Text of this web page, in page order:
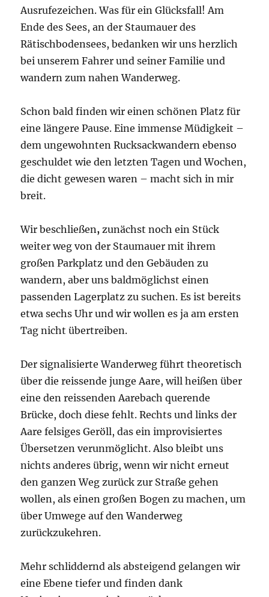
Ausrufezeichen. Was für ein Glücksfall! Am
Ende des Sees, an der Staumauer des
Rätischbodensees, bedanken wir uns herzlich
bei unserem Fahrer und seiner Familie und
wandern zum nahen Wanderweg.
Schon bald finden wir einen schönen Platz für
eine längere Pause. Eine immense Müdigkeit –
dem ungewohnten Rucksackwandern ebenso
geschuldet wie den letzten Tagen und Wochen,
die dicht gewesen waren – macht sich in mir
breit.
Wir beschließen, zunächst noch ein Stück
weiter weg von der Staumauer mit ihrem
großen Parkplatz und den Gebäuden zu
wandern, aber uns baldmöglichst einen
passenden Lagerplatz zu suchen. Es ist bereits
etwa sechs Uhr und wir wollen es ja am ersten
Tag nicht übertreiben.
Der signalisierte Wanderweg führt theoretisch
über die reissende junge Aare, will heißen über
eine den reissenden Aarebach querende
Brücke, doch diese fehlt. Rechts und links der
Aare felsiges Geröll, das ein improvisiertes
Übersetzen verunmöglicht. Also bleibt uns
nichts anderes übrig, wenn wir nicht erneut
den ganzen Weg zurück zur Straße gehen
wollen, als einen großen Bogen zu machen, um
über Umwege auf den Wanderweg
zurückzukehren.
Mehr schliddernd als absteigend gelangen wir
eine Ebene tiefer und finden dank